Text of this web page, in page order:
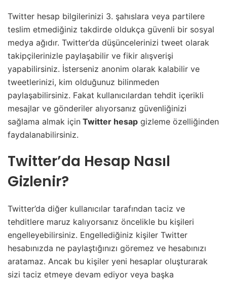
Twitter hesap bilgilerinizi 3. şahıslara veya partilere
teslim etmediğiniz takdirde oldukça güvenli bir sosyal
medya ağıdır. Twitter’da düşüncelerinizi tweet olarak
takipçilerinizle paylaşabilir ve fikir alışverişi
yapabilirsiniz. İsterseniz anonim olarak kalabilir ve
tweetlerinizi, kim olduğunuz bilinmeden
paylaşabilirsiniz. Fakat kullanıcılardan tehdit içerikli
mesajlar ve gönderiler alıyorsanız güvenliğinizi
sağlama almak için Twitter hesap gizleme özelliğinden
faydalanabilirsiniz.
Twitter’da Hesap Nasıl
Gizlenir?
Twitter’da diğer kullanıcılar tarafından taciz ve
tehditlere maruz kalıyorsanız öncelikle bu kişileri
engelleyebilirsiniz. Engellediğiniz kişiler Twitter
hesabınızda ne paylaştığınızı göremez ve hesabınızı
aratamaz. Ancak bu kişiler yeni hesaplar oluşturarak
sizi taciz etmeye devam ediyor veya başka